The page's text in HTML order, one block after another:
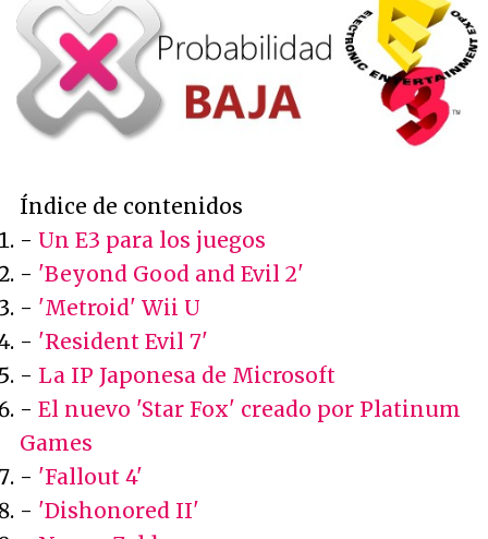
Índice de contenidos
- Un E3 para los juegos
- 'Beyond Good and Evil 2'
- 'Metroid' Wii U
- 'Resident Evil 7'
- La IP Japonesa de Microsoft
- El nuevo 'Star Fox' creado por Platinum
Games
- 'Fallout 4'
- 'Dishonored II'